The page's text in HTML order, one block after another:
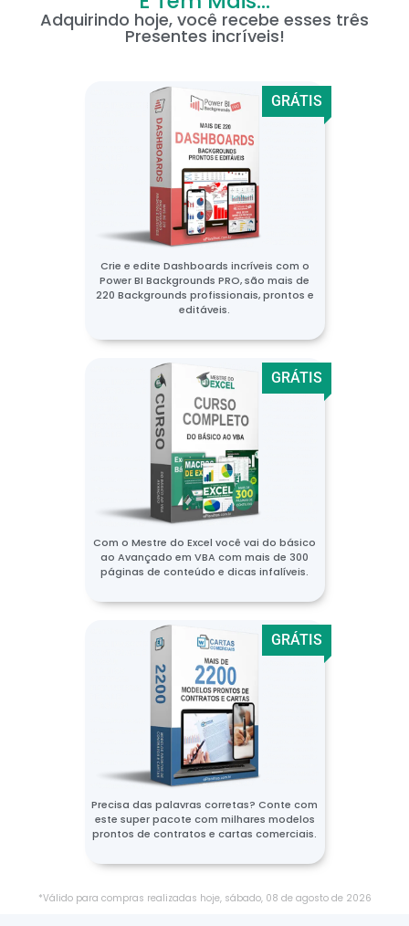
Adquirindo hoje, você recebe esses três
Presentes incríveis!
GRÁTIS
Crie e edite Dashboards incríveis com o
Power BI Backgrounds PRO, são mais de
220 Backgrounds profissionais, prontos e
editáveis.
GRÁTIS
Com o Mestre do Excel você vai do básico
ao Avançado em VBA com mais de 300
páginas de conteúdo e dicas infalíveis.
GRÁTIS
Precisa das palavras corretas? Conte com
este super pacote com milhares modelos
prontos de contratos e cartas comerciais.
*Válido para compras realizadas hoje, sábado, 08 de agostode 2026